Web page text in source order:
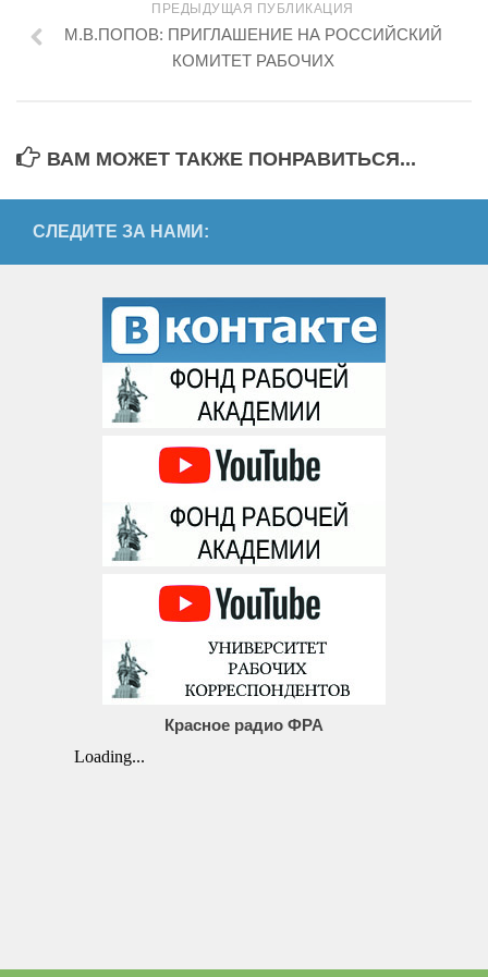
ПРЕДЫДУЩАЯ ПУБЛИКАЦИЯ
М.В.ПОПОВ: ПРИГЛАШЕНИЕ НА РОССИЙСКИЙ
КОМИТЕТ РАБОЧИХ
ВАМ МОЖЕТ ТАКЖЕ ПОНРАВИТЬСЯ...
СЛЕДИТЕ ЗА НАМИ:
Красное радио ФРА